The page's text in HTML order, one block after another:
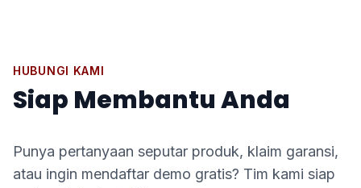
HUBUNGI KAMI
Siap Membantu Anda
Punya pertanyaan seputar produk, klaim garansi,
atau ingin mendaftar demo gratis? Tim kami siap